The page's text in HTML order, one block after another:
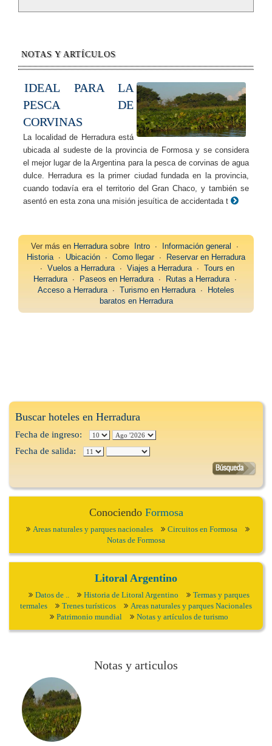
NOTAS Y ARTÍCULOS
IDEAL PARA LA
PESCA DE
CORVINAS
La localidad de Herradura está
ubicada al sudeste de la provincia de Formosa y se considera
el mejor lugar de la Argentina para la pesca de corvinas de agua
dulce. Herradura es la primer ciudad fundada en la provincia,
cuando todavía era el territorio del Gran Chaco, y también se
asentó en esta zona una misión jesuítica de accidentada t
Ver más en Herradurasobre Intro ∙ Información general
∙
Historia∙ Ubicación ∙ Como llegar∙
Reservar en Herradura
∙ Vuelos a Herradura∙ Viajes a Herradura∙ Tours en
Herradura∙ Paseos en Herradura∙ Rutas a Herradura∙
Acceso a Herradura∙ Turismo en Herradura∙
Hoteles
baratos en Herradura
Buscar hoteles en Herradura
Fecha de ingreso:
Fecha de salida:
Conociendo Formosa
Areas naturales y parques nacionales
Circuitos en Formosa
Notas de Formosa
Litoral Argentino
Datos de .. Historia de Litoral Argentino
Termas y parques
termales
Trenes turísticos
Areas naturales y parques Nacionales
Patrimonio mundial
Notas y artículos de turismo
Notas y articulos